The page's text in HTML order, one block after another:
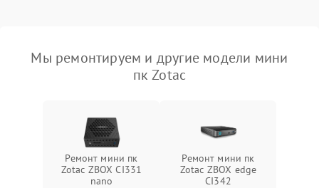
Мы ремонтируем и другие модели мини
пк Zotac
Ремонт мини пк
Zotac ZBOX CI331
nano
Ремонт мини пк
Zotac ZBOX edge
CI342